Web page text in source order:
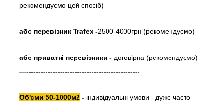
рекомендуємо цей спосіб)
або перевізник Trafex -2500-4000грн (рекомендуємо)
або приватні перевізники - договірна (рекомендуємо)
—-----------------------------------------------
Об'єми 50-1000м2 - індивідуальні умови - дуже часто